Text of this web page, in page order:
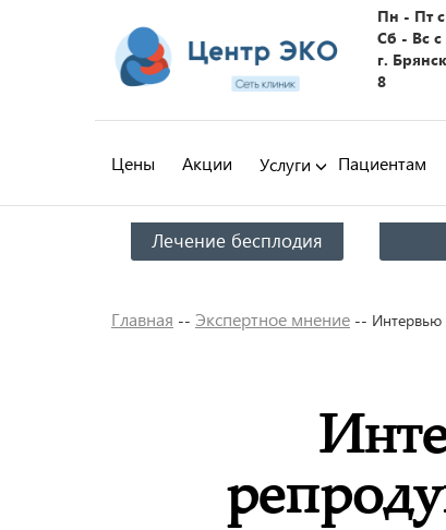
Пн - Пт
Сб - Вс с
г.
8
Цены Акции Услуги Пациентам
Лечение бесплодия
Главная -- Экспертное мнение -- Интервью